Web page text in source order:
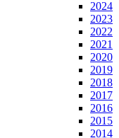
2024
2023
2022
2021
2020
2019
2018
2017
2016
2015
2014